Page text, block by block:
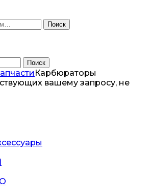
Поиск
Поиск
Карбюраторы
вашему запросу, не